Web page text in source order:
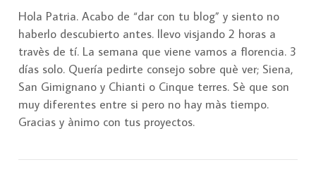
Hola Patria. Acabo de “dar con tu blog” y siento no
haberlo descubierto antes. llevo visjando 2 horas a
travès de tí. La semana que viene vamos a florencia. 3
días solo. Quería pedirte consejo sobre què ver; Siena,
San Gimignano y Chianti o Cinque terres. Sè que son
muy diferentes entre si pero no hay màs tiempo.
Gracias y ànimo con tus proyectos.